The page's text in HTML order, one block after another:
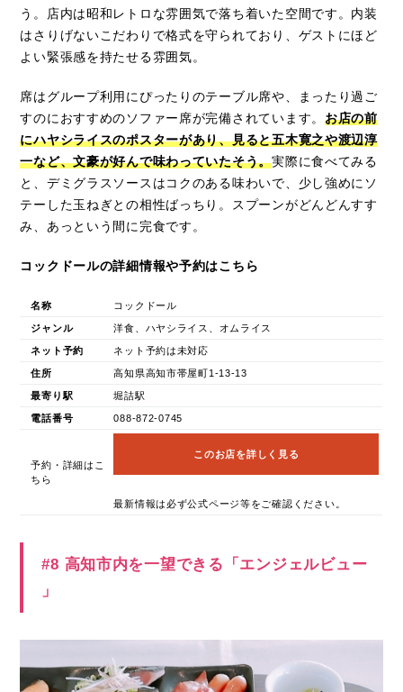
う。店内は昭和レトロな雰囲気で落ち着いた空間です。内装
はさりげないこだわりで格式を守られており、ゲストにほど
よい緊張感を持たせる雰囲気。
席はグループ利用にぴったりのテーブル席や、まったり過ご
すのにおすすめのソファー席が完備されています。 お店の前
にハヤシライスのポスターがあり、見ると五木寛之や渡辺淳
一など、文豪が好んで味わっていたそう。実際に食べてみる
と、デミグラスソースはコクのある味わいで、少し強めにソ
テーした玉ねぎとの相性ばっちり。スプーンがどんどんすす
み、あっという間に完食です。
コックドールの詳細情報や予約はこちら
名称 コックドール
ジャンル 洋食、ハヤシライス、オムライス
ネット予約 ネット予約は未対応
住所 高知県高知市帯屋町1-13-13
最寄り駅 堀詰駅
電話番号 088-872-0745
予約・詳細はこ
ちら
このお店を詳しく見る
最新情報は必ず公式ページ等をご確認ください。
#8 高知市内を一望できる「エンジェルビュー
」